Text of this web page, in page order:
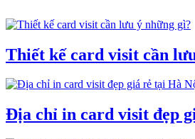
Thiết kế card visit cần
Địa chỉ in card visit đẹp